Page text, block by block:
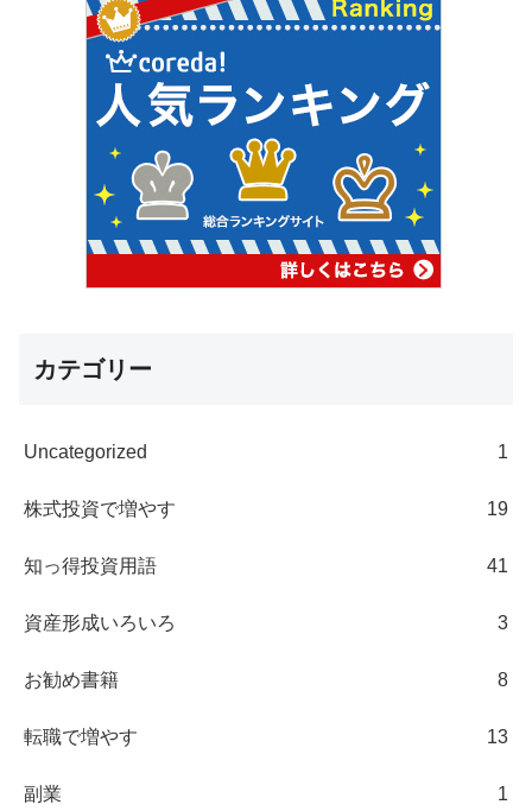
カテゴリー
Uncategorized 1
株式投資で増やす 19
知っ得投資用語 41
資産形成いろいろ 3
お勧め書籍 8
転職で増やす 13
副業 1